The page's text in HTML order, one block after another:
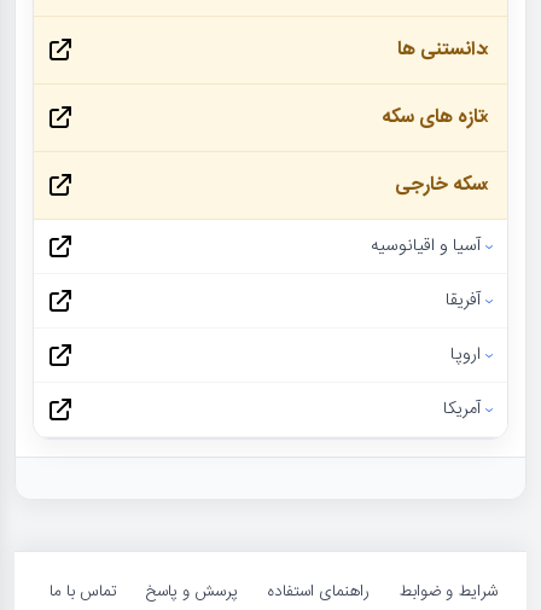
دانستنی ها
تازه های سکه
سکه خارجی
آسیا و اقیانوسیه
آفریقا
اروپا
آمریکا
شرایط و ضوابط راهنمای استفاده پرسش و پاسخ تماس با ما